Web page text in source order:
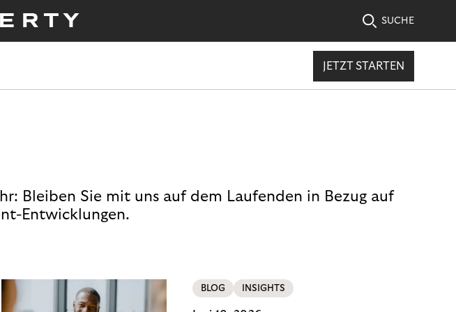
SUCHE
JETZT STARTEN
Bleiben Sie mit uns auf dem Laufenden in Bezug auf
Entwicklungen.
BLOG INSIGHTS